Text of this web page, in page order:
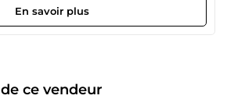
qualité de service à mes clients
Vous avez une question sur l'un
projet !
En savoir plus
ce vendeur